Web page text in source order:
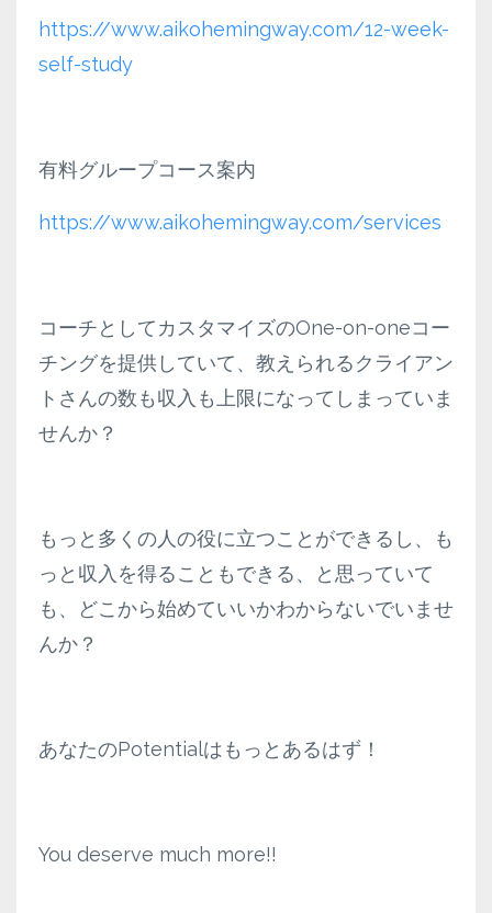
https://www.aikohemingway.com/12-week-
self-study
有料グループコース案内
https://www.aikohemingway.com/services
コーチとしてカスタマイズのOne-on-oneコー
チングを提供していて、教えられるクライアン
トさんの数も収入も上限になってしまっていま
せんか？
もっと多くの人の役に立つことができるし、も
っと収入を得ることもできる、と思っていて
も、どこから始めていいかわからないでいませ
んか？
あなたのPotentialはもっとあるはず！
You deserve much more!!